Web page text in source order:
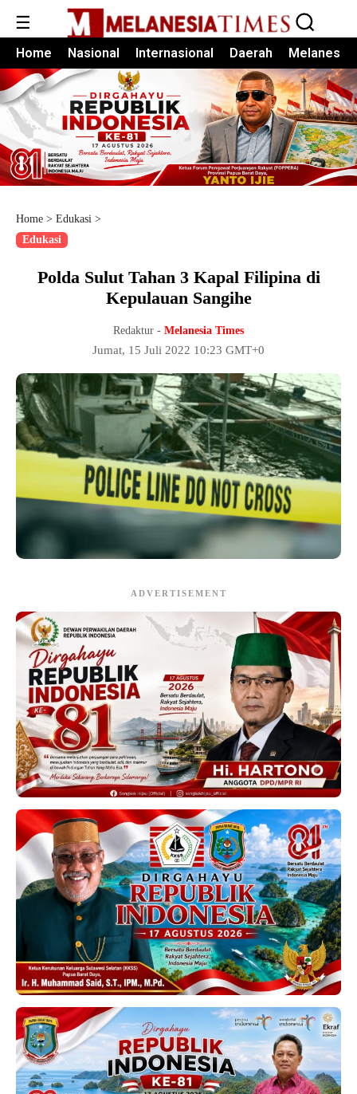
☰
Home Nasional Internasional Daerah Melanesia
Home > Edukasi >
Edukasi
Polda Sulut Tahan 3 Kapal Filipina di
Kepulauan Sangihe
Redaktur - Melanesia Times
Jumat, 15 Juli 2022 10:23 GMT+0
ADVERTISEMENT